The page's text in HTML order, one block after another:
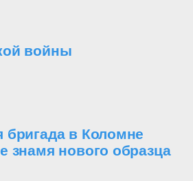
войны
бригада в Коломне
знамя нового образца